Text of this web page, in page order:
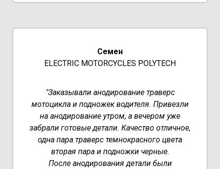
Семен
ELECTRIC MOTORCYCLES POLYTECH
"Заказывали анодирование траверс
мотоцикла и подножек водителя. Привезли
на анодирование утром, а вечером уже
забрали готовые детали. Качество отличное,
одна пара траверс темнокрасного цвета
вторая пара и подножки черные.
После анодирования детали были